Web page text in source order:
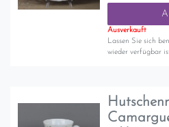
Ausverkauft
Lassen Sie sich
wieder verfügbar